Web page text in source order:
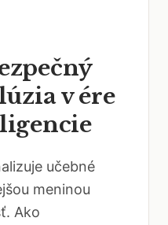
v ére
učebné
meninou
Ako